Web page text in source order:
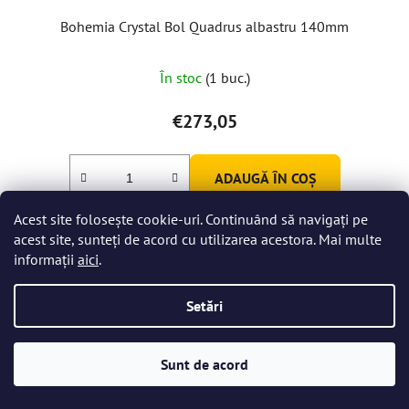
Acest site folosește cookie-uri. Continuând să navigați pe
acest site, sunteți de acord cu utilizarea acestora. Mai multe
informații aici.
Setări
Sunt de acord
Bohemia Crystal Bol Quadrus albastru 140mm
În stoc (1 buc.)
€273,05
ADAUGĂ ÎN COŞ